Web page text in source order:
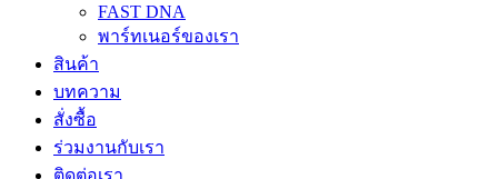
FAST DNA
พาร์ทเนอร์ของเรา
สินค้า
บทความ
สั่งซื้อ
ร่วมงานกับเรา